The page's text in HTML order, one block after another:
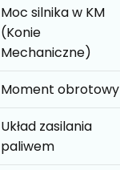
Moc silnika w KM
(Konie
Mechaniczne)
Moment obrotowy
Układ zasilania
paliwem